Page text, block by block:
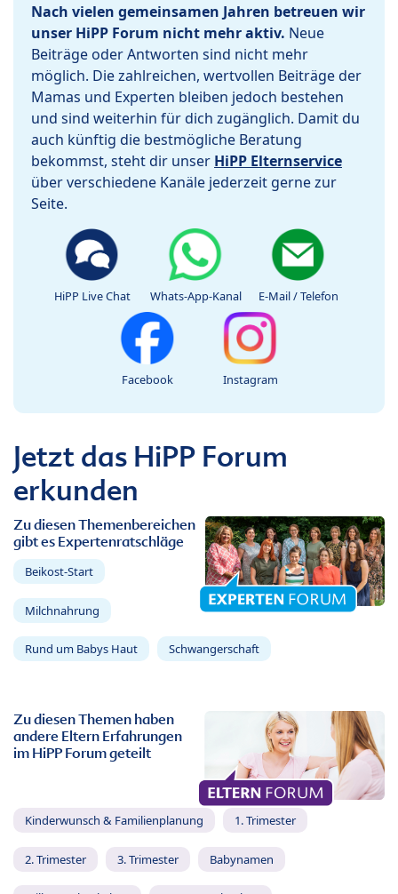
Nach vielen gemeinsamen Jahren betreuen wir
unser HiPP Forum nicht mehr aktiv. Neue
Beiträge oder Antworten sind nicht mehr
möglich. Die zahlreichen, wertvollen Beiträge der
Mamas und Experten bleiben jedoch bestehen
und sind weiterhin für dich zugänglich. Damit du
auch künftig die bestmögliche Beratung
bekommst, steht dir unser HiPP Elternservice
über verschiedene Kanäle jederzeit gerne zur
Seite.
HiPP Live Chat Whats-App-Kanal E-Mail / Telefon
Facebook Instagram
Jetzt das HiPP Forum
erkunden
Zu diesen Themenbereichen
gibt es Expertenratschläge
Beikost-Start
Milchnahrung
Rund um Babys Haut Schwangerschaft
Zu diesen Themen haben
andere Eltern Erfahrungen
im HiPP Forum geteilt
Kinderwunsch & Familienplanung 1. Trimester
2. Trimester 3. Trimester Babynamen